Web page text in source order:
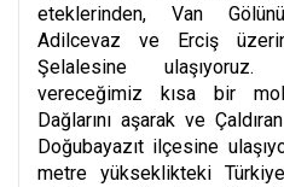
eteklerinden, Van
Adilcevaz ve Erciş
Şelalesine ulaşıyoruz.
vereceğimiz kısa bir
Dağlarını aşarak ve
Doğubayazıt ilçesine
metre yükseklikteki